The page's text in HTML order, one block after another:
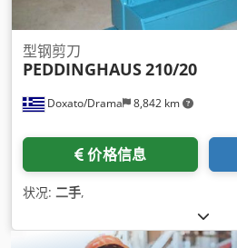
Doxato/Drama 8,842 km
型钢剪刀
PEDDINGHAUS210/20
价格信息
状况: 二手,